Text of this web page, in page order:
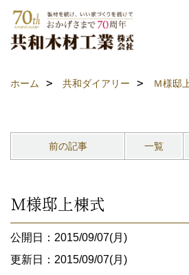
ホーム 共和ダイアリー Ｍ様邸
前の記事 一覧
Ｍ様邸上棟式
公開日：2015/09/07(月)
更新日：2015/09/07(月)